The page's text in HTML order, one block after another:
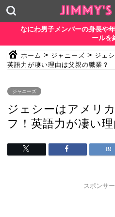
なにわ男子メンバーの身長や
ールを
ホーム > ジャニーズ > ジェ
英語力が凄い理由は父親の職業？
ジャニーズ
ジェシーはアメリ
フ！英語力が凄い
スポンサ